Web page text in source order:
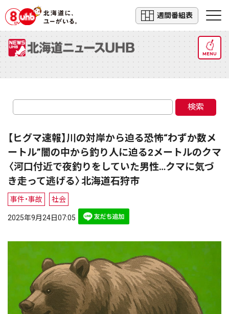
週間番組表
MENU
検索
【ヒグマ速報】川の対岸から迫る恐怖“わずか数メ
ートル”闇の中から釣り人に迫る2メートルのクマ
〈河口付近で夜釣りをしていた男性…クマに気づ
き走って逃げる〉北海道石狩市
事件・事故 社会
2025年9月24日07:05